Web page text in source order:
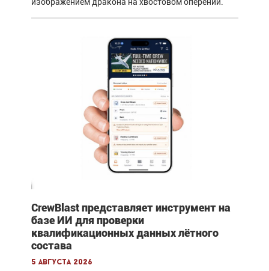
изображением дракона на хвостовом оперении.
CrewBlast представляет инструмент на
базе ИИ для проверки
квалификационных данных лётного
состава
5 августа 2026